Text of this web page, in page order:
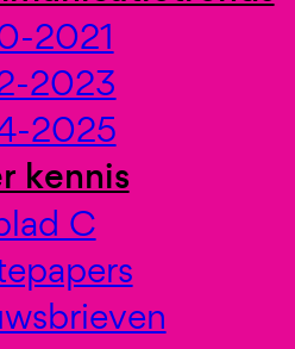
2021
2023
2025
kennis
C